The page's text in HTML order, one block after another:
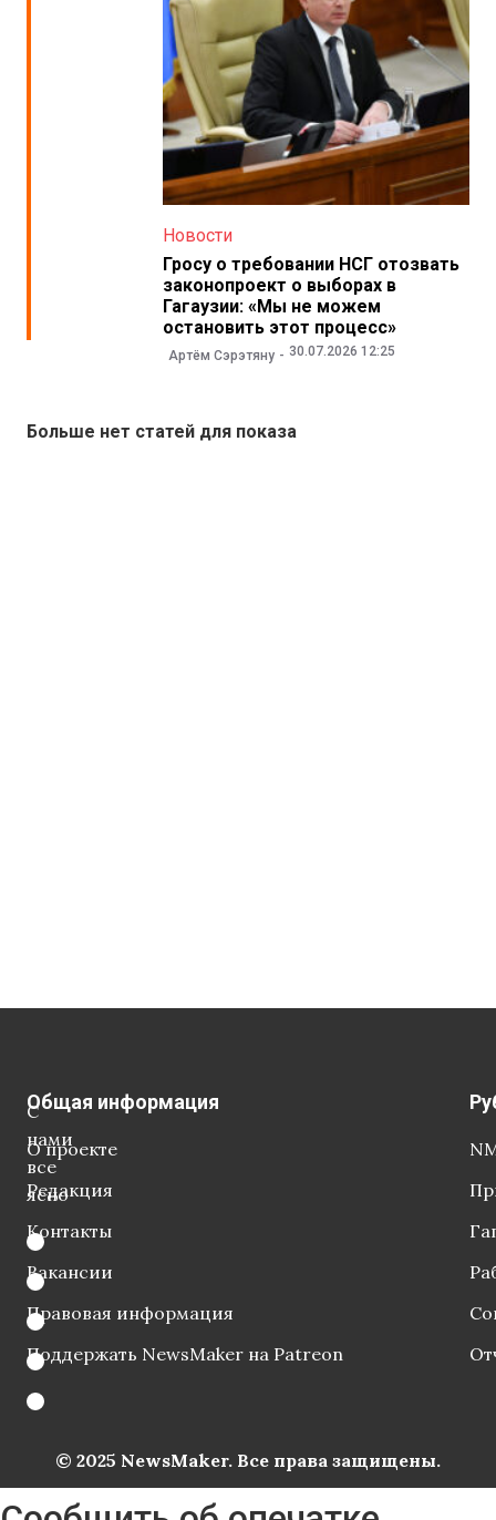
Новости
Гросу о требовании НСГ отозвать
законопроект о выборах в
Гагаузии: «Мы не можем
остановить этот процесс»
Артём Сэрэтяну 30.07.2026 12:25
Больше нет статей для показа
С
нами
все
ясно
Общая информация
О проекте
Редакция
Контакты
Вакансии
Правовая информация
Поддержать NewsMaker на Patreon
© 2025 NewsMaker. Все права защищены.